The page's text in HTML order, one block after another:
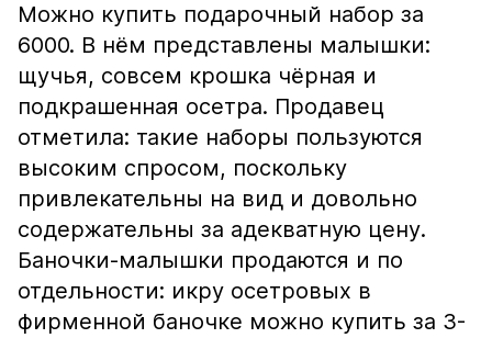
Можно купить подарочный набор за
6000. В нём представлены малышки:
щучья, совсем крошка чёрная и
подкрашенная осетра. Продавец
отметила: такие наборы пользуются
высоким спросом, поскольку
привлекательны на вид и довольно
содержательны за адекватную цену.
Баночки-малышки продаются и по
отдельности: икру осетровых в
фирменной баночке можно купить за 3-